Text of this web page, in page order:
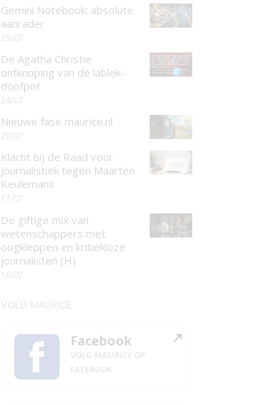
Gemini Notebook: absolute
aanrader
25/07
De Agatha Christie
ontknoping van de lablek-
doofpot
24/07
Nieuwe fase maurice.nl
20/07
Klacht bij de Raad voor
Journalistiek tegen Maarten
Keulemans
17/07
De giftige mix van
wetenschappers met
oogkleppen en kritiekloze
journalisten (H)
16/07
Facebook